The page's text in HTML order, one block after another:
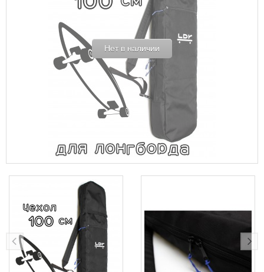
Нет в наличии